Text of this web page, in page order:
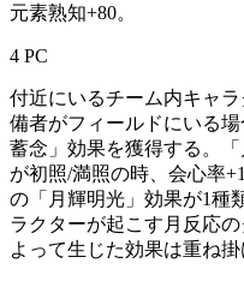
元素熟知+80。
4 PC
付近にいるチーム内キャ
備者がフィールドにいる
蓄念」効果を獲得する。
が初照/満照の時、会心率
の「月輝明光」効果が1種
ラクターが起こす月反応
よって生じた効果は重ね掛